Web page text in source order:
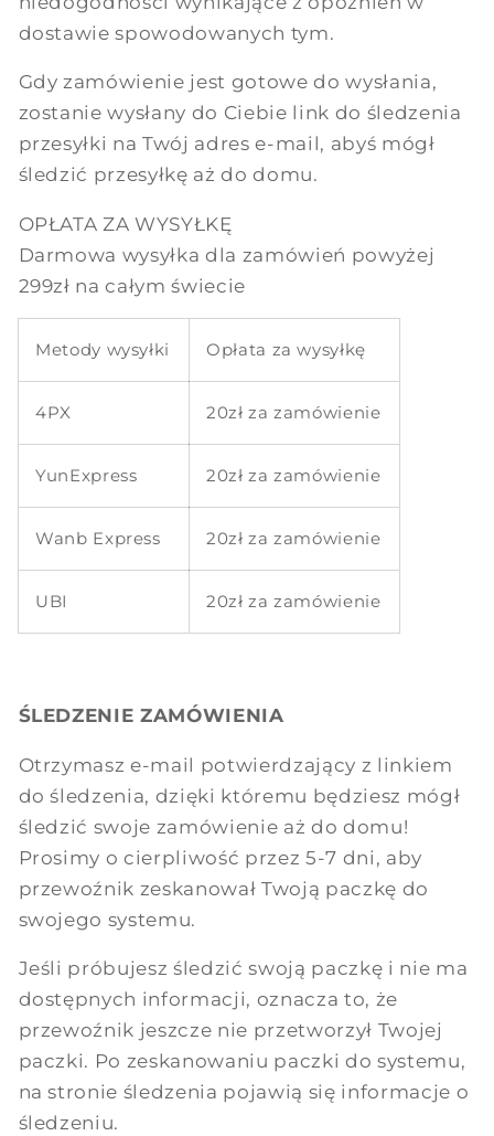
dostawie spowodowanych tym.
Gdy zamówienie jest gotowe do wysłania,
zostanie wysłany do Ciebie link do śledzenia
przesyłki na Twój adres e-mail, abyś mógł
śledzić przesyłkę aż do domu.
OPŁATA ZA WYSYŁKĘ
Darmowa wysyłka dla zamówień powyżej
299zł na całym świecie
Metody wysyłki Opłata za wysyłkę
4PX 20zł za zamówienie
YunExpress 20zł za zamówienie
Wanb Express 20zł za zamówienie
UBI 20zł za zamówienie
ŚLEDZENIE ZAMÓWIENIA
Otrzymasz e-mail potwierdzający z linkiem
do śledzenia, dzięki któremu będziesz mógł
śledzić swoje zamówienie aż do domu!
Prosimy o cierpliwość przez 5-7 dni, aby
przewoźnik zeskanował Twoją paczkę do
swojego systemu.
Jeśli próbujesz śledzić swoją paczkę i nie ma
dostępnych informacji, oznacza to, że
przewoźnik jeszcze nie przetworzył Twojej
paczki. Po zeskanowaniu paczki do systemu,
na stronie śledzenia pojawią się informacje o
śledzeniu.